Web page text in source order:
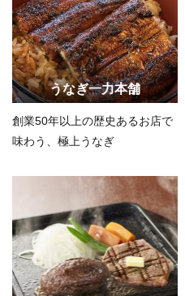
うなぎ一力本舗
創業50年以上の歴史あるお店で
味わう、極上うなぎ